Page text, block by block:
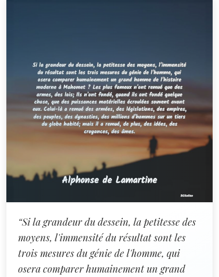
“Si la grandeur du dessein, la petitesse des
moyens, l'immensité du résultat sont les
trois mesures du génie de l'homme, qui
osera comparer humainement un grand